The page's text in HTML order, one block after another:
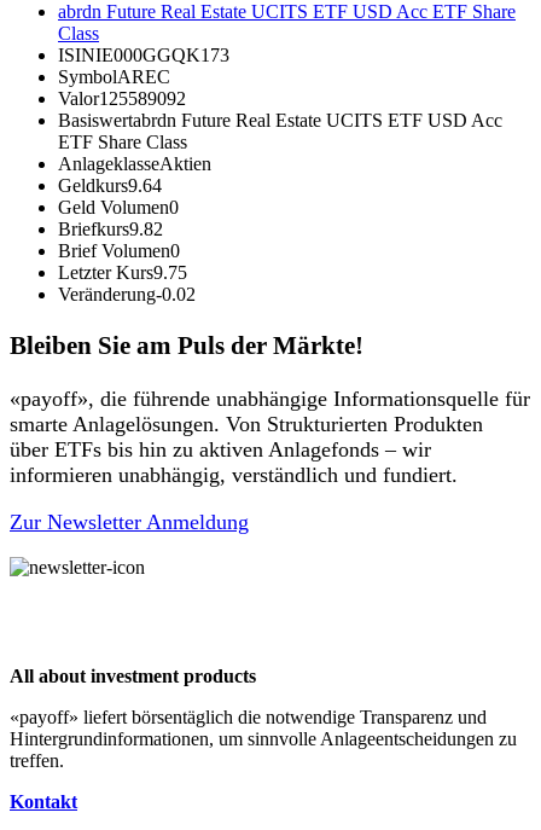
abrdn Future Real Estate UCITS ETF USD Acc ETF Share
Class
ISINIE000GGQK173
SymbolAREC
Valor125589092
Basiswertabrdn Future Real Estate UCITS ETF USD Acc
ETF Share Class
AnlageklasseAktien
Geldkurs9.64
Geld Volumen0
Briefkurs9.82
Brief Volumen0
Letzter Kurs9.75
Veränderung-0.02
Bleiben Sie am Puls der Märkte!
«payoff», die führende unabhängige Informationsquelle für
smarte Anlagelösungen. Von Strukturierten Produkten
über ETFs bis hin zu aktiven Anlagefonds – wir
informieren unabhängig, verständlich und fundiert.
Zur Newsletter Anmeldung
All about investment products
«payoff» liefert börsentäglich die notwendige Transparenz und
Hintergrundinformationen, um sinnvolle Anlageentscheidungen zu
treffen.
Kontakt